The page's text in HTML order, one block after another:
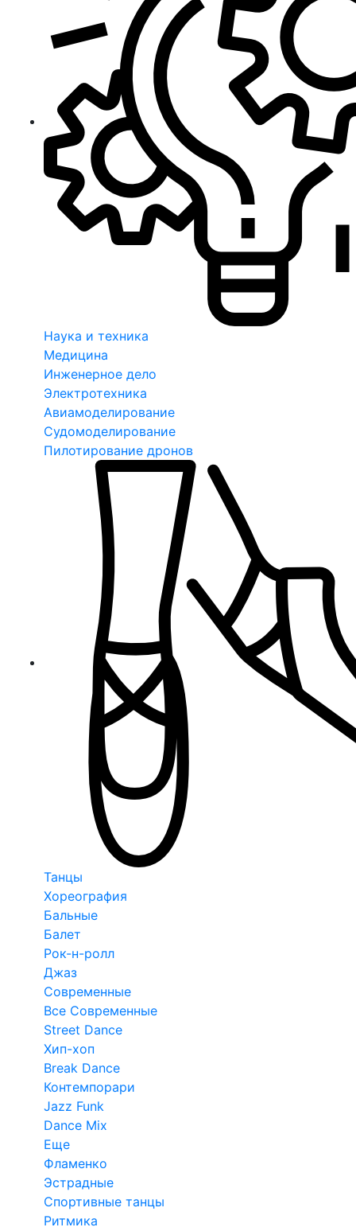
Наука и техника
Медицина
Инженерное дело
Электротехника
Авиамоделирование
Судомоделирование
Пилотирование дронов
Танцы
Хореография
Бальные
Балет
Рок-н-ролл
Джаз
Современные
Все Современные
Street Dance
Хип-хоп
Break Dance
Контемпорари
Jazz Funk
Dance Mix
Еще
Фламенко
Эстрадные
Спортивные танцы
Ритмика